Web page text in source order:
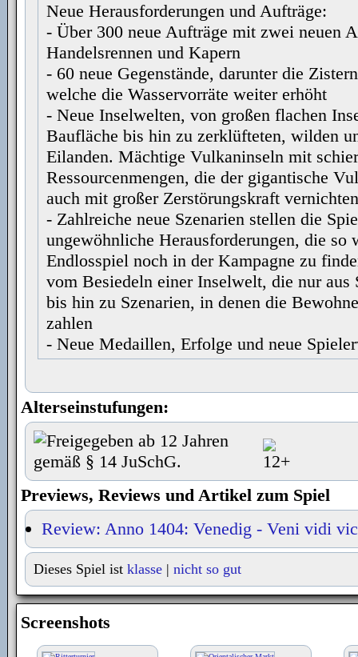
Neue Herausforderungen und Aufträge:
- Über 300 neue Aufträge mit zwei neuen
Handelsrennen und Kapern
- 60 neue Gegenstände, darunter die
welche die Wasservorräte weiter erhöht
- Neue Inselwelten, von großen flachen
Baufläche bis hin zu zerklüfteten, wilden
Eilanden. Mächtige Vulkaninseln mit
Ressourcenmengen, die der gigantische
auch mit großer Zerstörungskraft
- Zahlreiche neue Szenarien stellen die
ungewöhnliche Herausforderungen, die so
Endlosspiel noch in der Kampagne zu
vom Besiedeln einer Inselwelt, die nur aus
bis hin zu Szenarien, in denen die
zahlen
- Neue Medaillen, Erfolge und neue
Alterseinstufungen:
Previews, Reviews und Artikel zum Spiel
Review: Anno 1404: Venedig - Veni vidi
Dieses Spiel ist klasse | nicht so gut
Screenshots